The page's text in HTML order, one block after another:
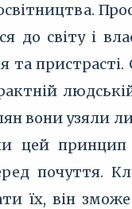
до світу і
та
вони узяли
цей
почуття.
їх, він